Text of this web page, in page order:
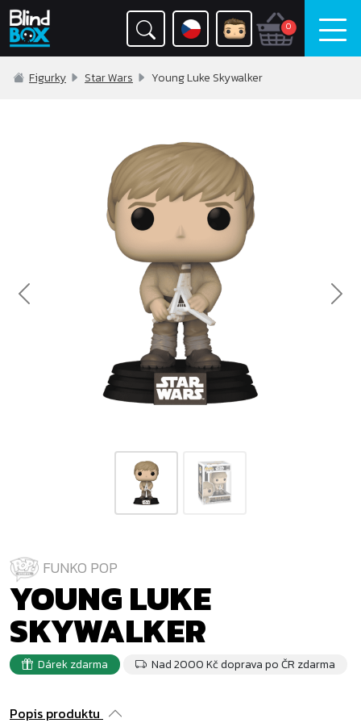
0
Figurky Star Wars Young Luke Skywalker
Previous
FUNKO POP
YOUNG LUKE
SKYWALKER
Dárek zdarma Nad 2000 Kč doprava po ČR zdarma
Popis produktu